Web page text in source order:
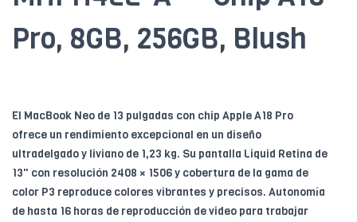
Pro, 8GB, 256GB, Blush
El MacBook Neo de 13 pulgadas con chip Apple A18 Pro
ofrece un rendimiento excepcional en un diseño
ultradelgado y liviano de 1,23 kg. Su pantalla Liquid Retina de
13" con resolución 2408 × 1506 y cobertura de la gama de
color P3 reproduce colores vibrantes y precisos. Autonomía
de hasta 16 horas de reproducción de video para trabajar